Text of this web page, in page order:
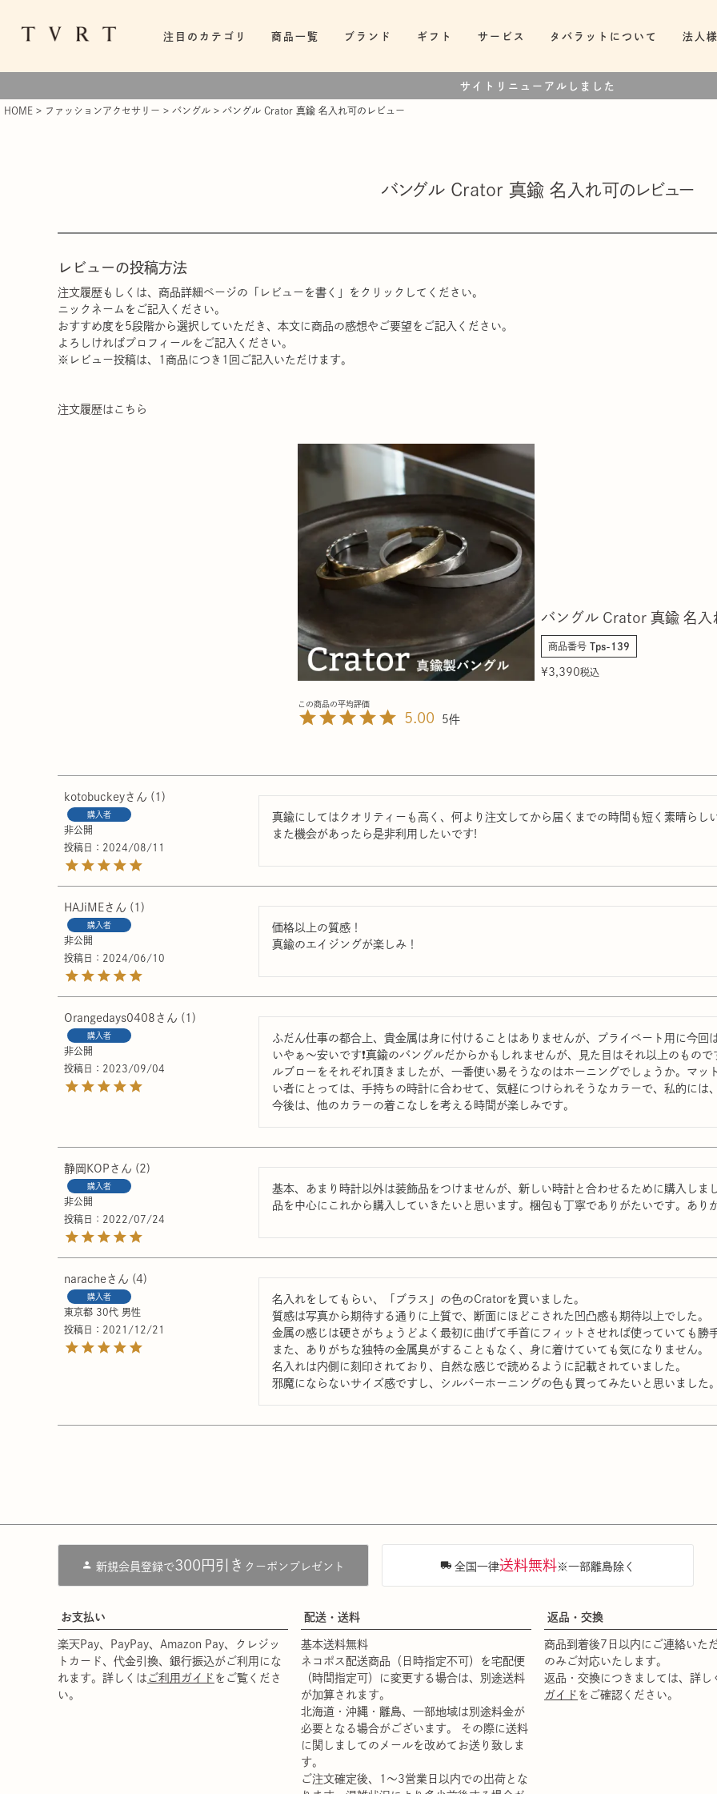
注目のカテゴリ 商品一覧 ブランド ギフト サービス タバラットについて 法人
サイトリニューアルしました
HOME ファッションアクセサリー バングル バングル Crator 真鍮 名入れ可のレビュー
バングル Crator 真鍮 名入れ可のレビュー
レビューの投稿方法
注文履歴 もしくは、商品詳細ページの「レビューを書く」をクリックしてください。
ニックネームをご記入ください。
おすすめ度を5段階から選択していただき、本文に商品の感想やご要望をご記入ください。
よろしければプロフィールをご記入ください。
※レビュー投稿は、1商品につき1回ご記入いただけます。
注文履歴はこちら
バングル Crator 真鍮 名入
商品番号 Tps-139
¥3,390税込
5.00 5
kotobuckey 1
購入者
非公開
投稿日
2024/08/11
真鍮にしてはクオリティーも高く、何より注文してから届くまでの時間も短く素晴らし
また機会があったら是非利用したいです!
HAJiME 1
購入者
非公開
投稿日
2024/06/10
価格以上の質感！
真鍮のエイジングが楽しみ！
Orangedays0408 1
購入者
非公開
投稿日
2023/09/04
ふだん仕事の都合上、貴金属は身に付けることはありませんが、プライベート用に今回
いやぁ〜安いです❗️真鍮のバングルだからかもしれませんが、見た目はそれ以上のもの
ルブローをそれぞれ頂きましたが、一番使い易そうなのはホーニングでしょうか。マ
い者にとっては、手持ちの時計に合わせて、気軽につけられそうなカラーで、私的には
今後は、他のカラーの着こなしを考える時間が楽しみです。
静岡KOP 2
購入者
非公開
投稿日
2022/07/24
基本、あまり時計以外は装飾品をつけませんが、新しい時計と合わせるために購入し
品を中心にこれから購入していきたいと思います。梱包も丁寧でありがたいです。あり
narache 4
購入者
東京都 30代 男性
投稿日
2021/12/21
名入れをしてもらい、「ブラス」の色のCratorを買いました。
質感は写真から期待する通りに上質で、断面にほどこされた凹凸感も期待以上でした。
金属の感じは硬さがちょうどよく最初に曲げて手首にフィットさせれば使っていても勝
また、ありがちな独特の金属臭がすることもなく、身に着けていても気になりません。
名入れは内側に刻印されており、自然な感じで読めるように記載されていました。
邪魔にならないサイズ感ですし、シルバーホーニングの色も買ってみたいと思いました
新規会員登録で 300円引き クーポンプレゼント 全国一律送料無料※一部離島除く
お支払い
楽天Pay、PayPay、Amazon Pay、クレジッ
トカード、代金引換、銀行振込がご利用にな
れます。詳しくは ご利用ガイド をご覧くださ
い。
配送・送料
基本送料無料
ネコポス配送商品（日時指定不可）を宅配便
（時間指定可）に変更する場合は、別途送料
が加算されます。
北海道・沖縄・離島、一部地域は別途料金が
必要となる場合がございます。 その際に送料
に関しましてのメールを改めてお送り致しま
す。
ご注文確定後、1～3営業日以内での出荷とな
返品・交換
商品到着後7日以内にご連絡いた
のみご対応いたします。
返品・交換につきましては、詳し
ガイド をご確認ください。